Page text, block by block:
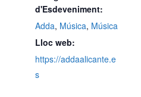
d'Esdeveniment:
Adda, Música, Música
Lloc web:
https://addaalicante.e
s